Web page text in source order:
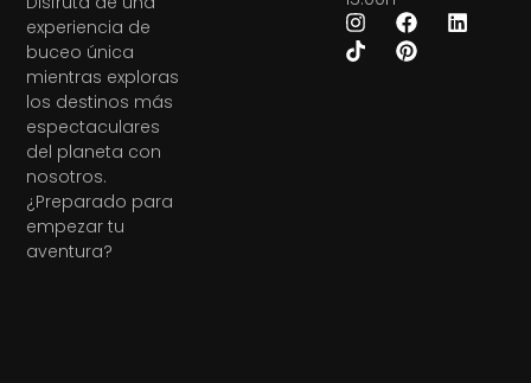
experiencia de
buceo única
mientras exploras
los destinos más
espectaculares
del planeta con
nosotros.
¿Preparado para
empezar tu
aventura?